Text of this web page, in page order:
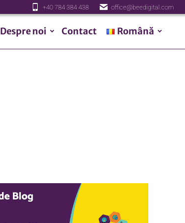
+40 784 384 438 office@beedigital.com
Despre noi Contact Română